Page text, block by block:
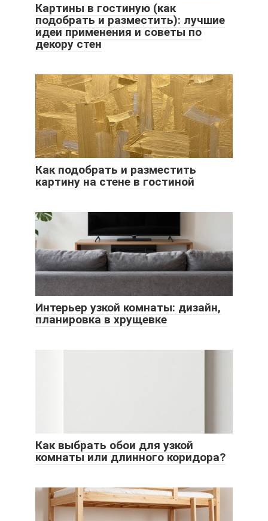
Картины в гостиную (как
подобрать и разместить): лучшие
идеи применения и советы по
декору стен
Как подобрать и разместить
картину на стене в гостиной
Интерьер узкой комнаты: дизайн,
планировка в хрущевке
Как выбрать обои для узкой
комнаты или длинного коридора?